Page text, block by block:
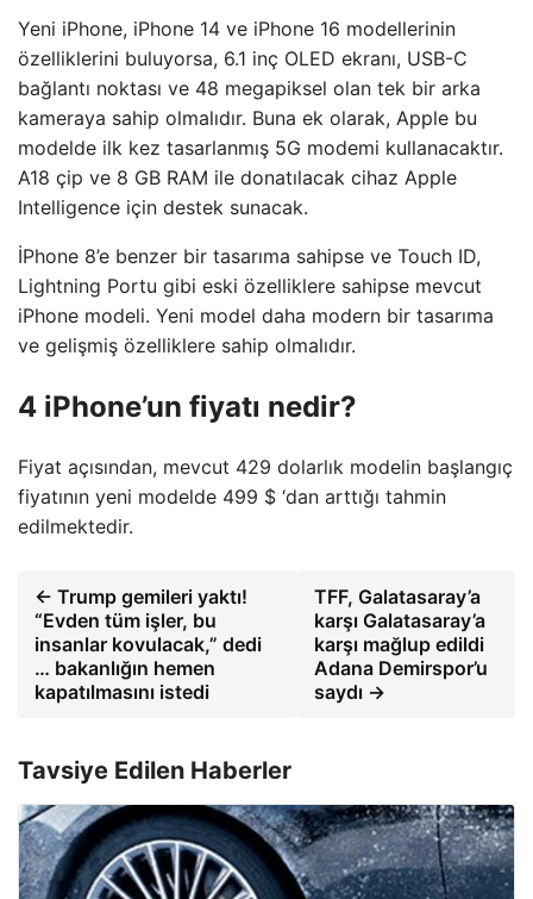
Yeni iPhone, iPhone 14 ve iPhone 16 modellerinin
özelliklerini buluyorsa, 6.1 inç OLED ekranı, USB-C
bağlantı noktası ve 48 megapiksel olan tek bir arka
kameraya sahip olmalıdır. Buna ek olarak, Apple bu
modelde ilk kez tasarlanmış 5G modemi kullanacaktır.
A18 çip ve 8 GB RAM ile donatılacak cihaz Apple
Intelligence için destek sunacak.
İPhone 8’e benzer bir tasarıma sahipse ve Touch ID,
Lightning Portu gibi eski özelliklere sahipse mevcut
iPhone modeli. Yeni model daha modern bir tasarıma
ve gelişmiş özelliklere sahip olmalıdır.
4 iPhone’un fiyatı nedir?
Fiyat açısından, mevcut 429 dolarlık modelin başlangıç
​​fiyatının yeni modelde 499 $ ‘dan arttığı tahmin
edilmektedir.
← Trump gemileri yaktı!
“Evden tüm işler, bu
insanlar kovulacak,” dedi
… bakanlığın hemen
kapatılmasını istedi
TFF, Galatasaray’a
karşı Galatasaray’a
karşı mağlup edildi
Adana Demirspor’u
saydı →
Tavsiye Edilen Haberler